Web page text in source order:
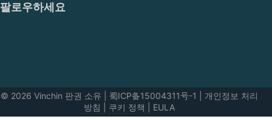
팔로우하세요
© 2026 Vinchin 판권 소유 蜀ICP备15004311号-1
개인정보 처리
방침
쿠키 정책 EULA